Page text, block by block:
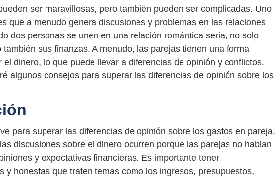
ser maravillosas, pero también pueden ser complicadas. Uno
que a menudo genera discusiones y problemas en las relaciones
dos personas se unen en una relación romántica seria, no solo
sus finanzas. A menudo, las parejas tienen una forma
el dinero, lo que puede llevar a diferencias de opinión y conflictos.
algunos consejos para superar las diferencias de opinión sobre los
para superar las diferencias de opinión sobre los gastos en pareja.
discusiones sobre el dinero ocurren porque las parejas no hablan
y expectativas financieras. Es importante tener
y honestas que traten temas como los ingresos, presupuestos,